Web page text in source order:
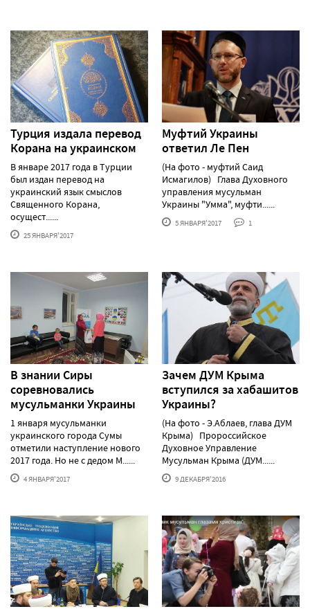
Турция издала перевод
Корана на украинском
В январе 2017 года в Турции
был издан перевод на
украинский язык смыслов
Священного Корана,
осущест......
25 ЯНВАРЯ'2017
Муфтий Украины
ответил Ле Пен
(На фото - муфтий Саид
Исмагилов) Глава Духовного
управления мусульман
Украины "Умма", муфти......
5 ЯНВАРЯ'2017 1
В знании Сиры
соревновались
мусульманки Украины
1 января мусульманки
украинского города Сумы
отметили наступление нового
2017 года. Но не с дедом М......
4 ЯНВАРЯ'2017
Зачем ДУМ Крыма
вступился за хабашитов
Украины?
(На фото - Э.Аблаев, глава ДУМ
Крыма) Пророссийское
Духовное Управление
Мусульман Крыма (ДУМ......
9 ДЕКАБРЯ'2016